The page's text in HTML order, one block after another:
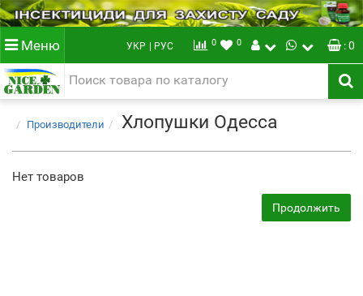
Меню УКР | РУС 0 0 : 0
Производители Хлопушки Одесса
Нет товаров
Продолжить